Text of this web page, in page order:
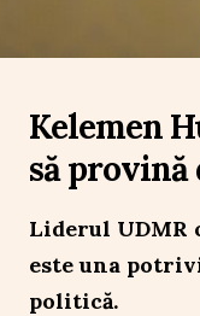
Kelemen
să
Liderul UDMR
este una
politică.